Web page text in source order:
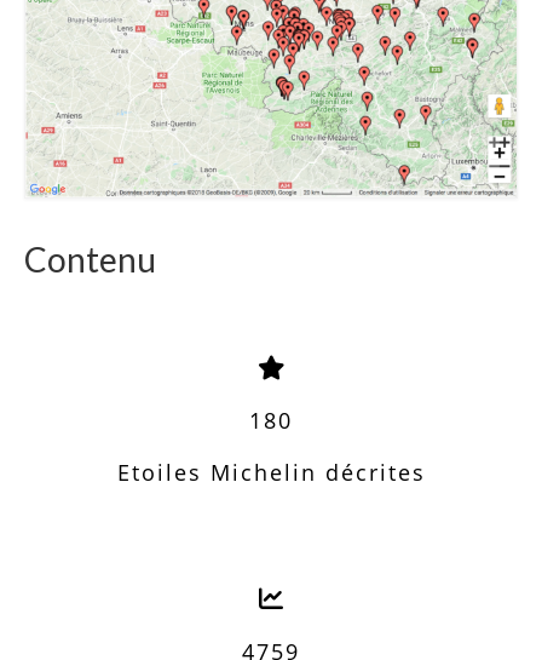
Contenu
180
Etoiles Michelin décrites
4759